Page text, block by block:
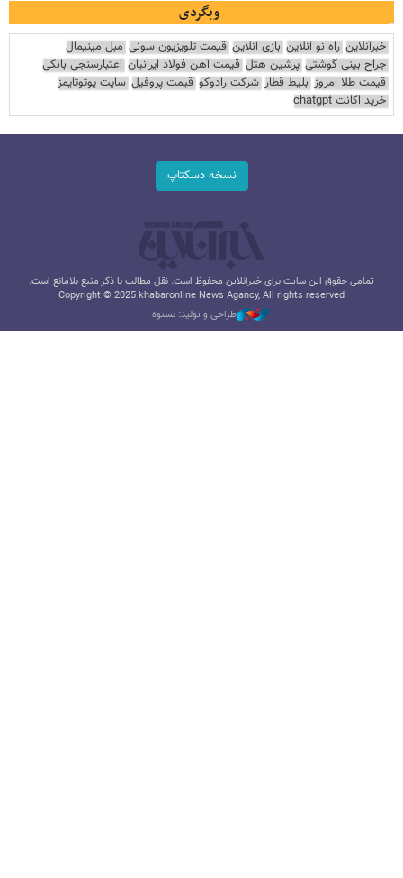
وبگردی
خبرآنلاین راه نو آنلاین بازی آنلاین قیمت تلویزیون سونی مبل مینیمال
جراح بینی گوشتی پرشین هتل قیمت آهن فولاد ایرانیان اعتبارسنجی بانکی
قیمت طلا امروز بلیط قطار شرکت رادوکو قیمت پروفیل سایت یوتوتایمز
خرید اکانت chatgpt
نسخه دسکتاپ
تمامی حقوق این سایت برای خبرآنلاین محفوظ است. نقل مطالب با ذکر منبع بلامانع است.
Copyright © 2025 khabaronline News Agancy, All rights reserved
طراحی و تولید: نستوه